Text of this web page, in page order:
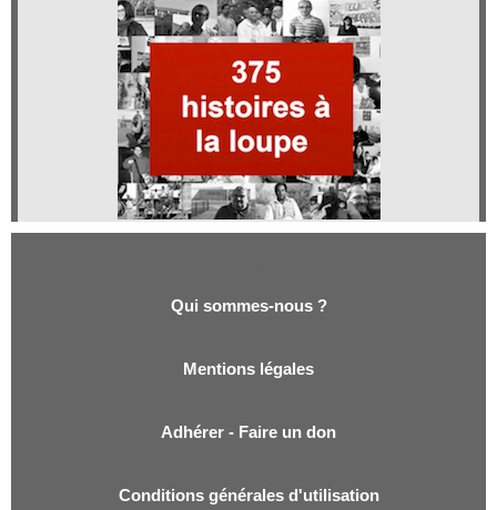
Qui sommes-nous ?
Mentions légales
Adhérer - Faire un don
Conditions générales d'utilisation